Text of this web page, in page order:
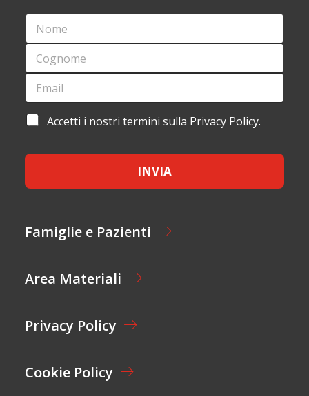
N
M
*
C
G
O
E
N
M
E
E
A
*
E
A
I
L
A
E
T
O
*
Accetti i nostri termini sulla Privacy Policy.
INVIA
Famiglie e Pazienti
Area Materiali
Privacy Policy
Cookie Policy